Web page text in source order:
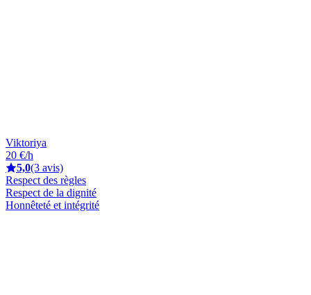
Viktoriya
20 €/h
5,0(3 avis)
Respect des règles
Respect de la dignité
Honnêteté et intégrité